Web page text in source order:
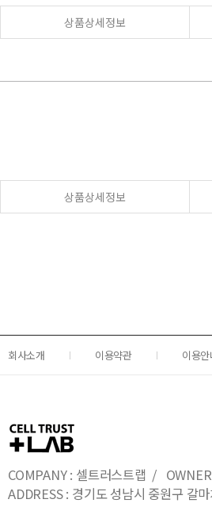
상품상세정보
상품상세정보
회사소개 이용약관 이용안
COMPANY : 셀트러스트랩 /
ADDRESS : 경기도 성남시 중원구 갈